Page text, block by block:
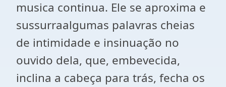
musica continua. Ele se aproxima e
sussurraalgumas palavras cheias
de intimidade e insinuação no
ouvido dela, que, embevecida,
inclina a cabeça para trás, fecha os